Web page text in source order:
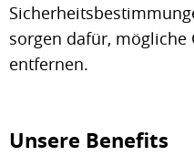
sorgen dafür, mögliche
entfernen.
Unsere Benefits